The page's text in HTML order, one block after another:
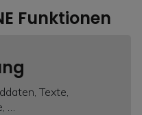
Funktionen
Texte,
…